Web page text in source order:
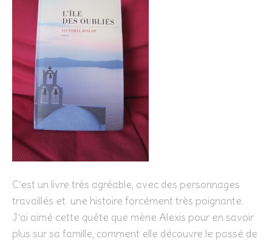
C’est un livre très agréable, avec des personnages
travaillés et une histoire forcément très poignante.
J’ai aimé cette quête que mène Alexis pour en savoir
plus sur sa famille, comment elle découvre le passé de